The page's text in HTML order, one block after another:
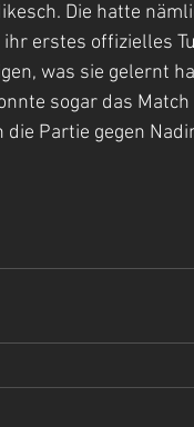
Die hatte
erstes offizielles
was sie gelernt
sogar das Match
Partie gegen